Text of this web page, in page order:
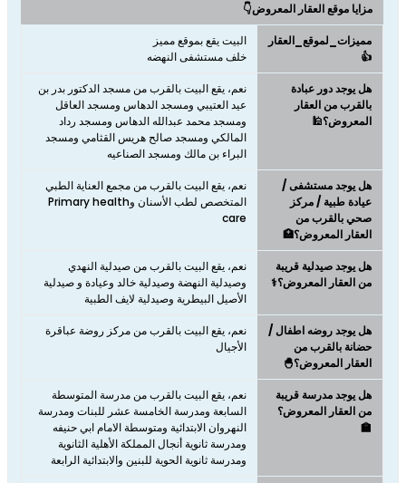
مزايا موقع العقار المعروض👇
مميزات_لموقع_العقار
👍
خلف مستشفى النهضه
هل يوجد دور عبادة
بالقرب من العقار
المعروض؟🕌
نعم، يقع البيت بالقرب من مسجد الدكتور بدر بن
عيد العتيبي ومسجد الدهاس ومسجد العاقل
ومسجد محمد عبدالله الدهاس ومسجد رداد
المالكي ومسجد صالح هريس القثامي ومسجد
البراء بن مالك ومسجد الصناعيه
هل يوجد مستشفى /
عيادة طبية / مركز
صحي بالقرب من
العقار المعروض؟🏥
نعم، يقع البيت بالقرب من مجمع العناية الطبي
المتخصص لطب الأسنان وPrimary health
care
هل يوجد صيدلية قريبة
من العقار المعروض؟⚕️
نعم، يقع البيت بالقرب من صيدلية النهدي
وصيدلية النهضة وصيدلية خالد وعيادة و صيدلية
الأصيل البيطرية وصيدلية لايف الطبية
هل يوجد روضه اطفال /
حضانة بالقرب من
العقار المعروض؟🐣
نعم، يقع البيت بالقرب من مركز روضة عباقرة
الأجيال
هل يوجد مدرسة قريبة
من العقار المعروض؟
🏫
نعم، يقع البيت بالقرب من مدرسة المتوسطة
السابعة ومدرسة الخامسة عشر للبنات ومدرسة
النهروان الابتدائية ومتوسطة الامام ابي حنيفه
ومدرسة ثانوية أنجال المملكة الأهلية الثانوية
ومدرسة ثانوية الحوية للبنين والابتدائية الرابعة